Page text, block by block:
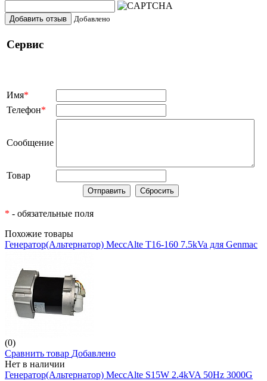
Добавить отзыв Добавлено
Сервис
Имя*
Телефон*
Сообщение
Товар
* - обязательные поля
Похожие товары
Генератор(Альтернатор) MeccAlte T16-160 7.5kVa для Genmac
(0)
Сравнить товар Добавлено
Нет в наличии
Генератор(Альтернатор) MeccAlte S15W 2.4kVA 50Hz 3000G